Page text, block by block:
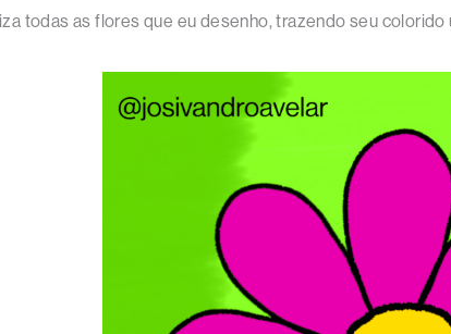
todas as flores que eu desenho, trazendo seu colorido